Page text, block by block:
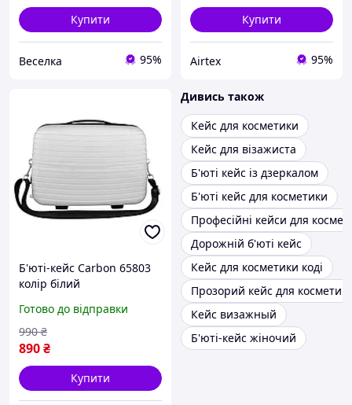
Купити
Веселка 95%
Купити
Airtex 95%
Б'юті-кейс Carbon 65803
колір білий
Готово до відправки
890₴
990 ₴
Купити
Дивись також
Кейс для косметики
Кейс для візажиста
Б'юті кейс із дзеркалом
Б'юті кейс для косметики
Професійні кейси для
Дорожній б'юті кейс
Кейс для косметики коді
Прозорий кейс для
Кейс визажный
Б'юті-кейс жіночий